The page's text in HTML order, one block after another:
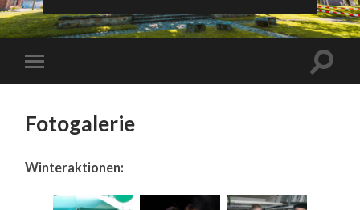
Fotogalerie
Winteraktionen: